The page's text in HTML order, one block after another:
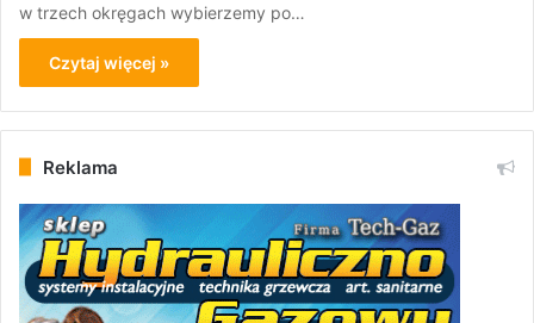
w trzech okręgach wybierzemy po…
Czytaj więcej »
Reklama